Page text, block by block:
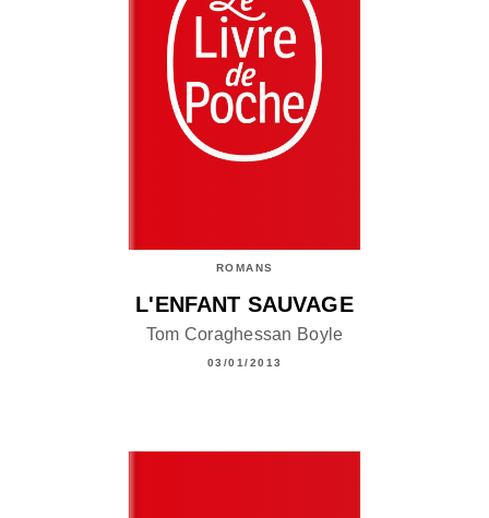
ROMANS
L'ENFANT SAUVAGE
Tom Coraghessan Boyle
03/01/2013